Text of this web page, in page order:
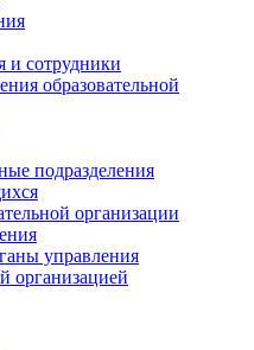
и сотрудники
образовательной
подразделения
организации
управления
организацией